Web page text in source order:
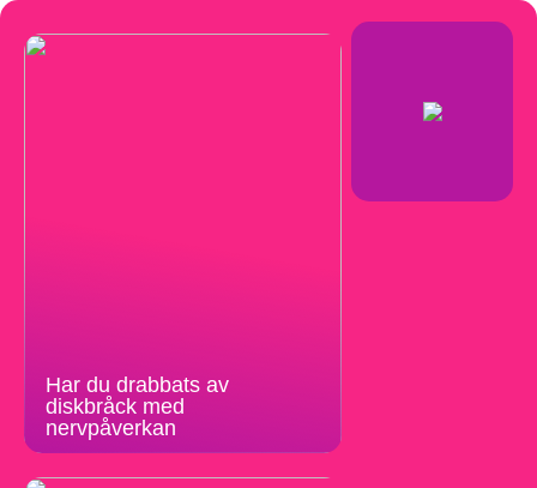
Har du drabbats av
diskbråck med
nervpåverkan